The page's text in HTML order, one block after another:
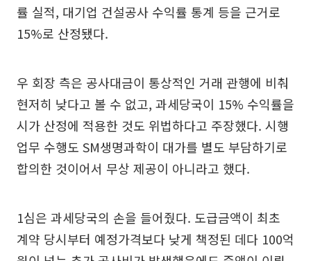
률 실적, 대기업 건설공사 수익률 통계 등을 근거로
15%로 산정됐다.
우 회장 측은 공사대금이 통상적인 거래 관행에 비춰
현저히 낮다고 볼 수 없고, 과세당국이 15% 수익률을
시가 산정에 적용한 것도 위법하다고 주장했다. 시행
업무 수행도 SM생명과학이 대가를 별도 부담하기로
합의한 것이어서 무상 제공이 아니라고 했다.
1심은 과세당국의 손을 들어줬다. 도급금액이 최초
계약 당시부터 예정가격보다 낮게 책정된 데다 100억